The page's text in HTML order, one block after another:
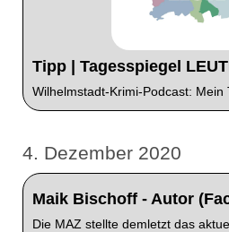
Tipp | Tagesspiegel
Wilhelmstadt-Krimi-Podcast: Mein
4. Dezember 2020
Maik Bischoff - Autor
Die MAZ stellte demletzt das